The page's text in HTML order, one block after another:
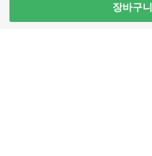
simplus 사각유부초밥(4인분) 280G
장바구니